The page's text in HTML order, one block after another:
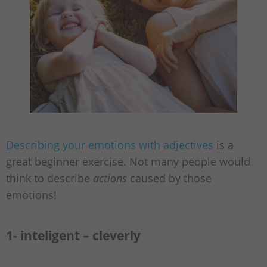
Describing your emotions with adjectives is a
great beginner exercise. Not many people would
think to describe actions caused by those
emotions!
1- inteligent – cleverly